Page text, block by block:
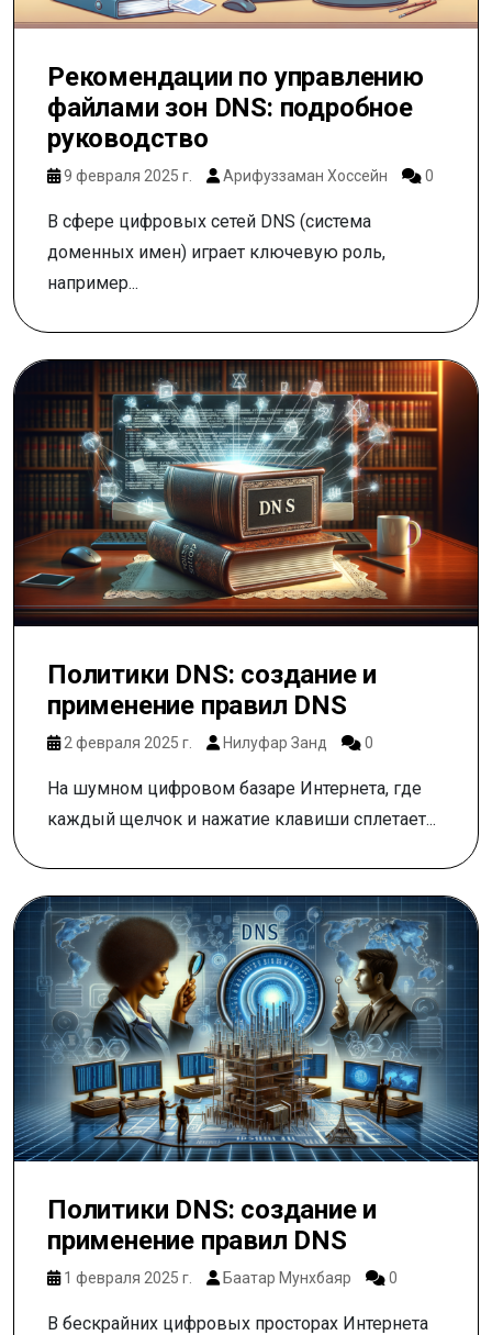
Рекомендации по управлению
файлами зон DNS: подробное
руководство
9 февраля 2025 г. Арифуззаман Хоссейн 0
В сфере цифровых сетей DNS (система
доменных имен) играет ключевую роль,
например...
Политики DNS: создание и
применение правил DNS
2 февраля 2025 г. Нилуфар Занд 0
На шумном цифровом базаре Интернета, где
каждый щелчок и нажатие клавиши сплетает...
Политики DNS: создание и
применение правил DNS
1 февраля 2025 г. Баатар Мунхбаяр 0
В бескрайних цифровых просторах Интернета